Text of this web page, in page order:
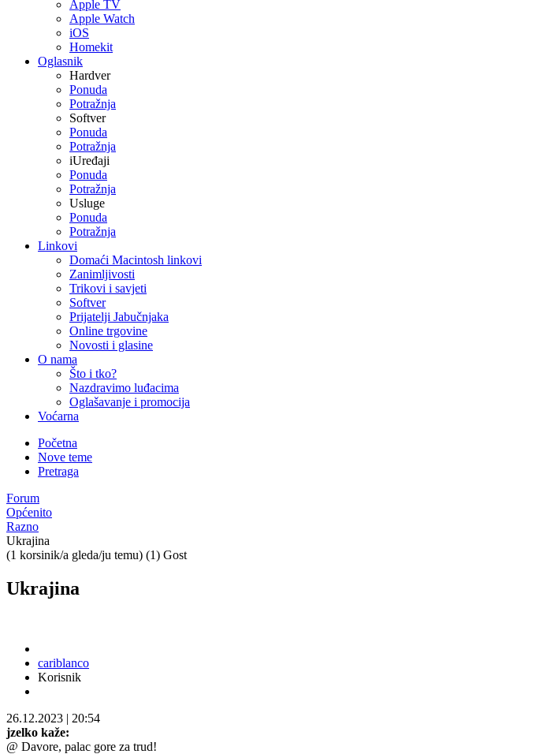
Apple TV
Apple Watch
iOS
Homekit
Oglasnik
Hardver
Ponuda
Potražnja
Softver
Ponuda
Potražnja
iUređaji
Ponuda
Potražnja
Usluge
Ponuda
Potražnja
Linkovi
Domaći Macintosh linkovi
Zanimljivosti
Trikovi i savjeti
Softver
Prijatelji Jabučnjaka
Online trgovine
Novosti i glasine
O nama
Što i tko?
Nazdravimo luđacima
Oglašavanje i promocija
Voćarna
Početna
Nove teme
Pretraga
Forum
Općenito
Razno
Ukrajina
(1 korsinik/a gleda/ju temu) (1) Gost
Ukrajina
cariblanco
Korisnik
26.12.2023 | 20:54
jzelko kaže:
@ Davore, palac gore za trud!